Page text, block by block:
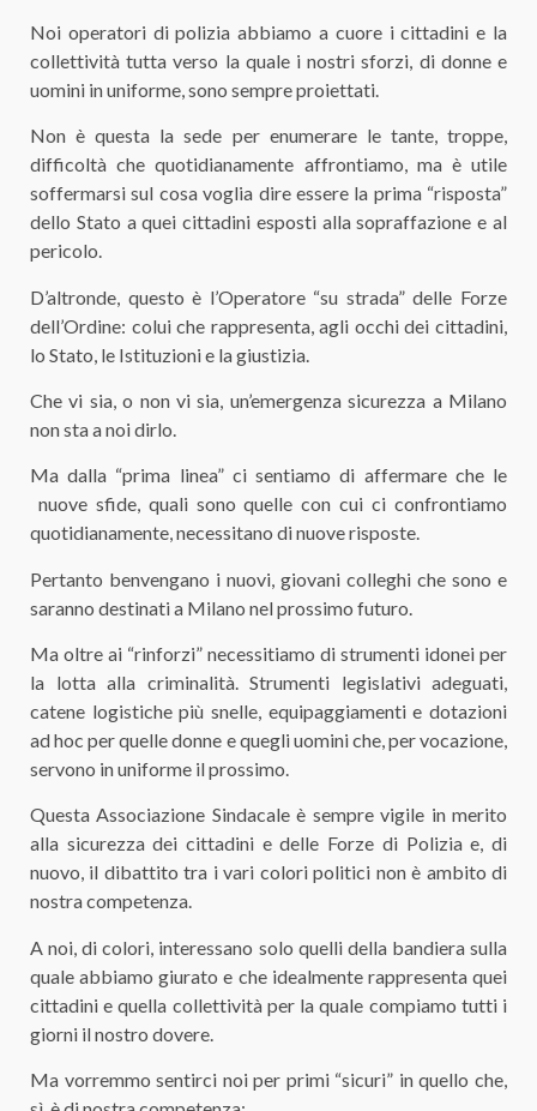
Noi operatori di polizia abbiamo a cuore i cittadini e la
collettività tutta verso la quale i nostri sforzi, di donne e
uomini in uniforme, sono sempre proiettati.
Non è questa la sede per enumerare le tante, troppe,
difficoltà che quotidianamente affrontiamo, ma è utile
soffermarsi sul cosa voglia dire essere la prima “risposta”
dello Stato a quei cittadini esposti alla sopraffazione e al
pericolo.
D’altronde, questo è l’Operatore “su strada” delle Forze
dell’Ordine: colui che rappresenta, agli occhi dei cittadini,
lo Stato, le Istituzioni e la giustizia.
Che vi sia, o non vi sia, un’emergenza sicurezza a Milano
non sta a noi dirlo.
Ma dalla “prima linea” ci sentiamo di affermare che le
nuove sfide, quali sono quelle con cui ci confrontiamo
quotidianamente, necessitano di nuove risposte.
Pertanto benvengano i nuovi, giovani colleghi che sono e
saranno destinati a Milano nel prossimo futuro.
Ma oltre ai “rinforzi” necessitiamo di strumenti idonei per
la lotta alla criminalità. Strumenti legislativi adeguati,
catene logistiche più snelle, equipaggiamenti e dotazioni
ad hoc per quelle donne e quegli uomini che, per vocazione,
servono in uniforme il prossimo.
Questa Associazione Sindacale è sempre vigile in merito
alla sicurezza dei cittadini e delle Forze di Polizia e, di
nuovo, il dibattito tra i vari colori politici non è ambito di
nostra competenza.
A noi, di colori, interessano solo quelli della bandiera sulla
quale abbiamo giurato e che idealmente rappresenta quei
cittadini e quella collettività per la quale compiamo tutti i
giorni il nostro dovere.
Ma vorremmo sentirci noi per primi “sicuri” in quello che,